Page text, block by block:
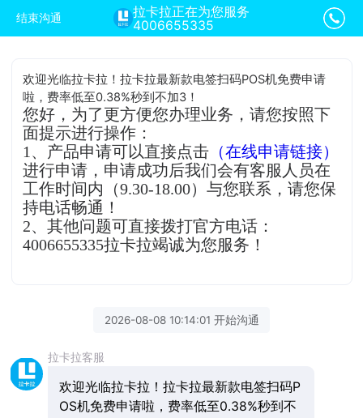
结束沟通
拉卡拉正在为您服务
4006655335
欢迎光临拉卡拉！拉卡拉最新款电签扫码POS机免费申请
啦，费率低至0.38%秒到不加3！
您好，为了更方便您办理业务，请您按照下
面提示进行操作：
1、产品申请可以直接点击 （在线申请链接）
进行申请，申请成功后我们会有客服人员在
工作时间内（9.30-18.00）与您联系，请您保
持电话畅通！
2、其他问题可直接拨打官方电话：
4006655335拉卡拉竭诚为您服务！
2026-08-08 10:14:01 开始沟通
拉卡拉客服
欢迎光临拉卡拉！拉卡拉最新款电签扫码P
OS机免费申请啦，费率低至0.38%秒到不